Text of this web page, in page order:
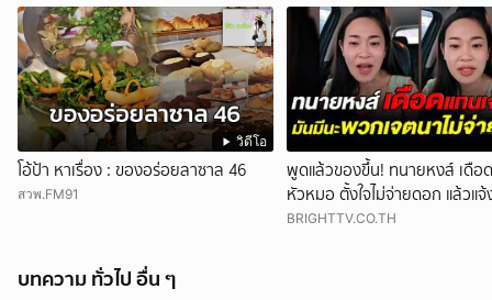
วิดีโอ
โอ้ป้า หาเรื่อง : ของอร่อยลาซาล 46
สวพ.FM91
พูดแล้วของขึ้น! ทนายหงส์ เดือ
หัวหมอ ตั้งใจไม่จ่ายดอก แล้วแ
มาจับเจ้าหนี้
BRIGHTTV.CO.TH
บทความ ทั่วไป อื่น ๆ